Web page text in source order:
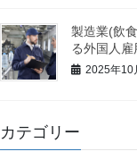
製造業(飲
る外国人雇
2025年10
カテゴリー